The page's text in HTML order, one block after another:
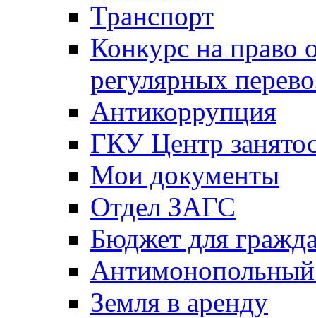
Транспорт
Конкурс на право
регулярных
Антикоррупция
ГКУ Центр
Мои документы
Отдел ЗАГС
Бюджет для
Антимонопольный
Земля в аренду